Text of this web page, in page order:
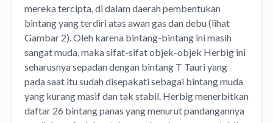
mereka tercipta, di dalam daerah pembentukan
bintang yang terdiri atas awan gas dan debu (lihat
Gambar 2). Oleh karena bintang-bintang ini masih
sangat muda, maka sifat-sifat objek-objek Herbig ini
seharusnya sepadan dengan bintang T Tauri yang
pada saat itu sudah disepakati sebagai bintang muda
yang kurang masif dan tak stabil. Herbig menerbitkan
daftar 26 bintang panas yang menurut pandangannya